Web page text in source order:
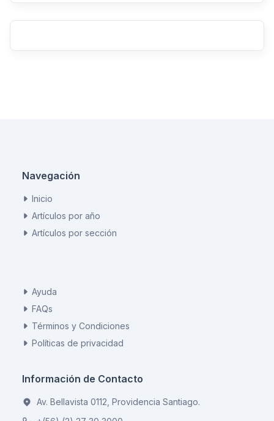
Navegación
Inicio
Artículos por año
Artículos por sección
Ayuda
FAQs
Términos y Condiciones
Políticas de privacidad
Información de Contacto
Av. Bellavista 0112, Providencia Santiago.